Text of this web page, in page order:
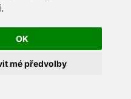
OK
mé předvolby
s páskem